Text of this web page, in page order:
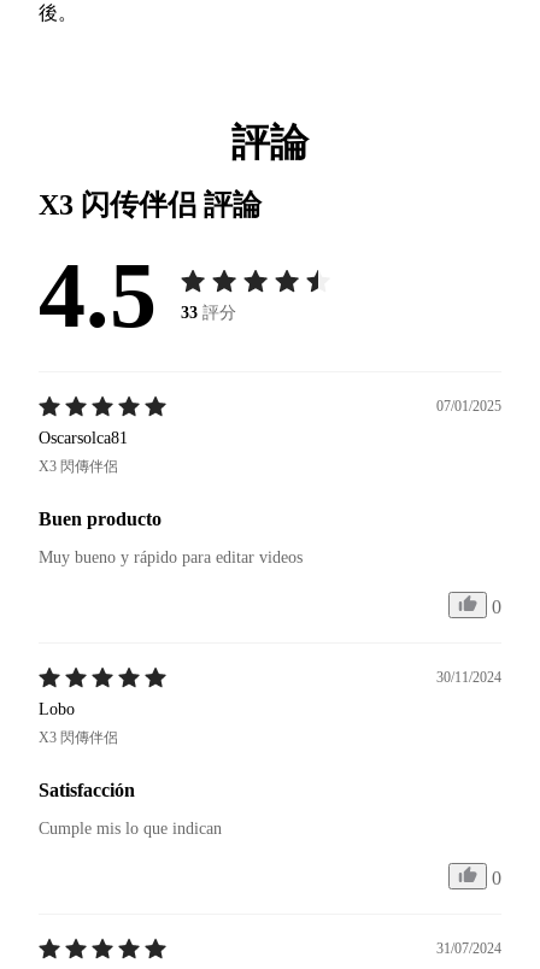
後。
評論
X3 闪传伴侣 評論
4.5 33 評分
07/01/2025
Oscarsolca81
X3 閃傳伴侶
Buen producto
Muy bueno y rápido para editar videos
0
30/11/2024
Lobo
X3 閃傳伴侶
Satisfacción
Cumple mis lo que indican
0
31/07/2024